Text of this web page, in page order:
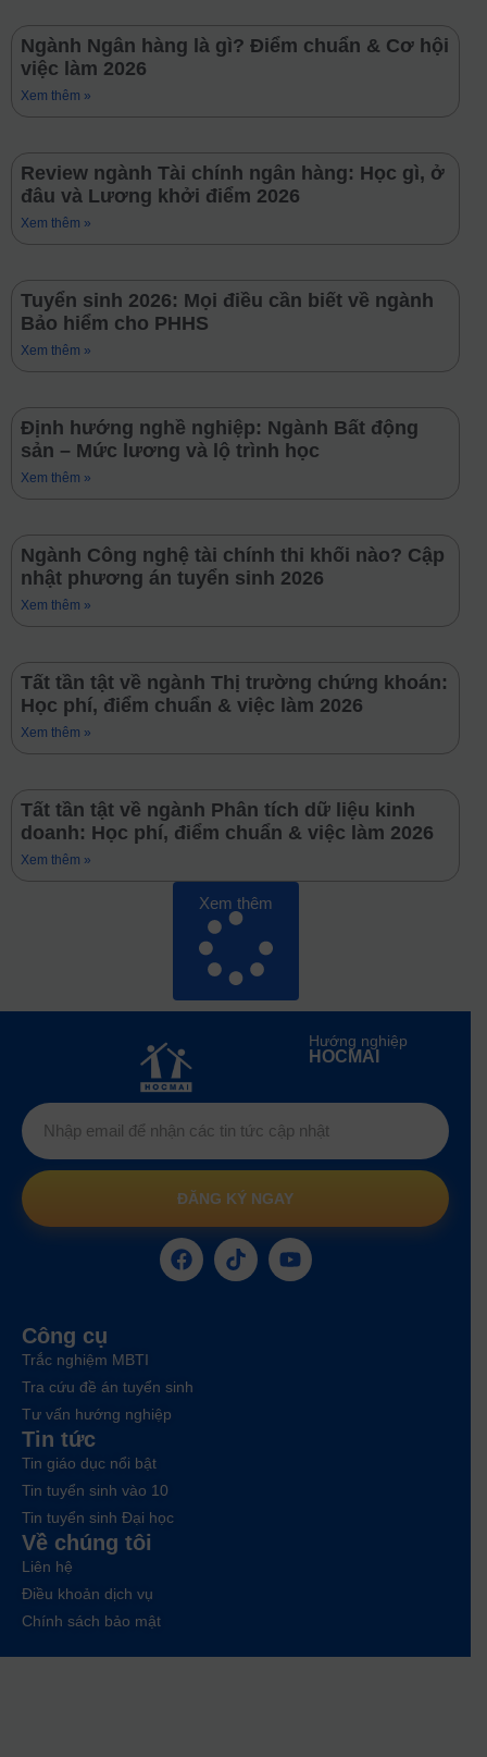
Ngành Ngân hàng là gì? Điểm chuẩn & Cơ hội
việc làm 2026
Xem thêm »
Review ngành Tài chính ngân hàng: Học gì, ở
đâu và Lương khởi điểm 2026
Xem thêm »
Tuyển sinh 2026: Mọi điều cần biết về ngành
Bảo hiểm cho PHHS
Xem thêm »
Định hướng nghề nghiệp: Ngành Bất động
sản – Mức lương và lộ trình học
Xem thêm »
Ngành Công nghệ tài chính thi khối nào? Cập
nhật phương án tuyển sinh 2026
Xem thêm »
Tất tần tật về ngành Thị trường chứng khoán:
Học phí, điểm chuẩn & việc làm 2026
Xem thêm »
Tất tần tật về ngành Phân tích dữ liệu kinh
doanh: Học phí, điểm chuẩn & việc làm 2026
Xem thêm »
Xem thêm
Hướng nghiệp
HOCMAI
ĐĂNG KÝ NGAY
Công cụ
Trắc nghiệm MBTI
Tra cứu đề án tuyển sinh
Tư vấn hướng nghiệp
Tin tức
Tin giáo dục nổi bật
Tin tuyển sinh vào 10
Tin tuyển sinh Đại học
Về chúng tôi
Liên hệ
Điều khoản dịch vụ
Chính sách bảo mật